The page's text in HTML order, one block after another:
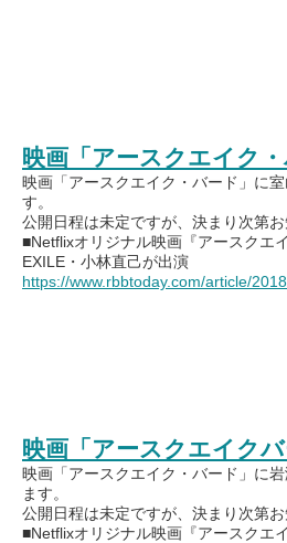
映画「アースクエイク・
映画「アースクエイク・バード」に
す。
公開日程は未定ですが、決まり次第お
■Netflixオリジナル映画『アースクエ
EXILE・小林直己が出演
https://www.rbbtoday.com/article/
映画「アースクエイクバ
映画「アースクエイク・バード」に
ます。
公開日程は未定ですが、決まり次第お
■Netflixオリジナル映画『アースクエ